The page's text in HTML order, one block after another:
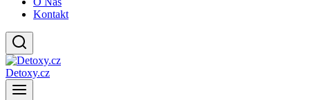
Kontakt
Detoxy.cz